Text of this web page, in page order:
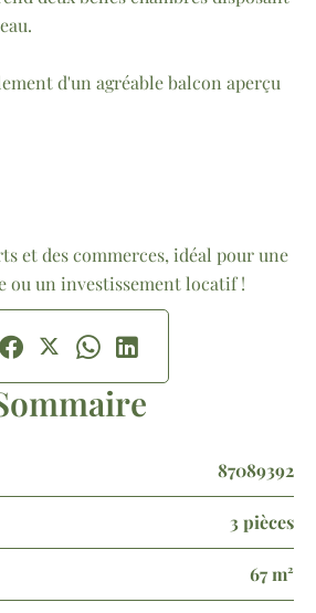
d'un agréable balcon aperçu
et des commerces, idéal pour une
ou un investissement locatif !
87089392
3 pièces
67 m²